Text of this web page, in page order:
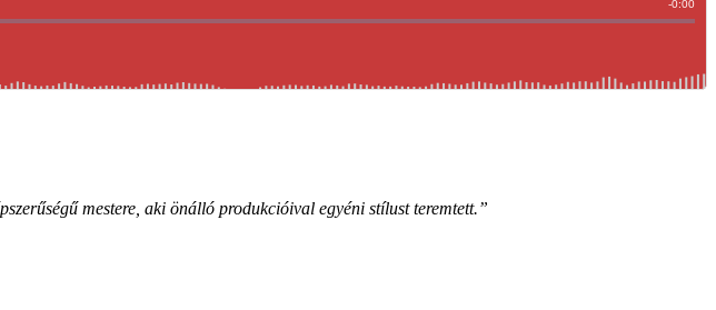
mestere, aki önálló produkcióival egyéni stílust teremtett.”